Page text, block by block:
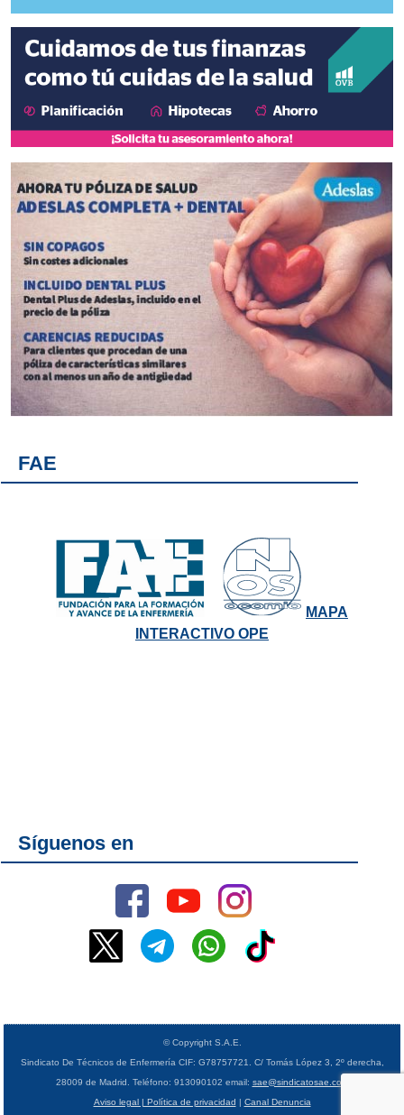
FAE
MAPA
INTERACTIVO OPE
Síguenos en
© Copyright S.A.E.
Sindicato De Técnicos de Enfermería CIF: G78757721. C/ Tomás López 3, 2º derecha,
28009 de Madrid. Teléfono: 913090102 email: sae@sindicatosae.com
Aviso legal | Política de privacidad | Canal Denuncia